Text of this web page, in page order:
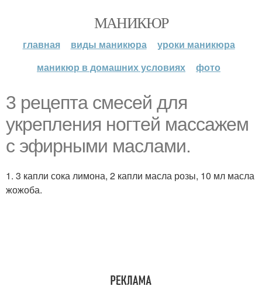
МАНИКЮР
главная виды маникюра
уроки маникюра
маникюр в домашних условиях
фото
3 рецепта смесей для
укрепления ногтей массажем
с эфирными маслами.
1. 3 капли сока лимона, 2 капли масла розы, 10 мл масла
жожоба.